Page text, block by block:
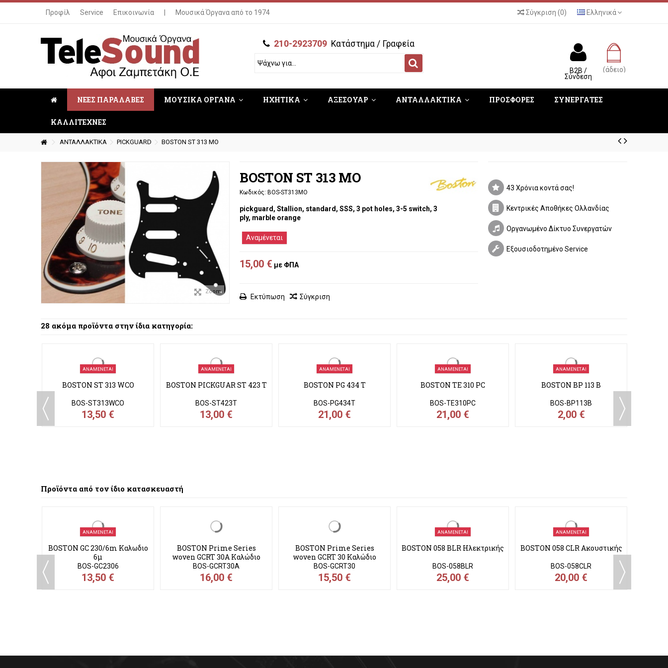
Ελληνικά
Προφίλ Service Επικοινωνία Μουσικά Όργανα από το 1974 Σύγκριση (0)
210-2923709 Κατάστημα / Γραφεία
(άδειο)
B2B /
Σύνδεση
ΝΕΕΣ ΠΑΡΑΛΑΒΕΣ ΜΟΥΣΙΚΑ ΟΡΓΑΝΑ ΗΧΗΤΙΚΑ ΑΞΕΣΟΥΑΡ ΑΝΤΑΛΛΑΚΤΙΚΑ ΠΡΟΣΦΟΡΕΣ ΣΥΝΕΡΓΑΤΕΣ
ΚΑΛΛΙΤΕΧΝΕΣ
ΑΝΤΑΛΛΑΚΤΙΚΑ PICKGUARD BOSTON ST 313 MO
Zoom
BOSTON ST 313 MO
Κωδικός: BOS-ST313MO
pickguard, Stallion, standard, SSS, 3 pot holes, 3-5 switch, 3
ply, marble orange
Αναμένεται
15,00 € με ΦΠΑ
Εκτύπωση Σύγκριση
43 Χρόνια κοντά σας!
Κεντρικές Αποθήκες Ολλανδίας
Οργανωμένο Δίκτυο Συνεργατών
Εξουσιοδοτημένο Service
28 ακόμα προϊόντα στην ίδια κατηγορία:
ΑΝΑΜΈΝΕΤΑΙ ΑΝΑΜΈΝΕΤΑΙ ΑΝΑΜΈΝΕΤΑΙ
ΑΝΑΜΈΝΕΤΑΙ
BOSTON TE 310 PC
BOS-TE310PC
21,00 €
ΑΝΑΜΈΝΕΤΑΙ
BOSTON BP 113 B
BOS-BP113B
2,00 €
Προϊόντα από τον ίδιο κατασκευαστή
ΑΝΑΜΈΝΕΤΑΙ
BOSTON GC 230/6m Καλωδιο
6μ
BOS-GC2306
13,50 €
BOSTON Prime Series
woven GCRT 30A Καλώδιο
3,00μ
BOS-GCRT30A
16,00 €
BOSTON Prime Series
woven GCRT 30 Καλώδιο
3,00μ
BOS-GCRT30
15,50 €
ΑΝΑΜΈΝΕΤΑΙ
BOSTON 058 BLR Ηλεκτρικής
BOS-058BLR
25,00 €
ΑΝΑΜΈΝΕΤΑΙ
BOSTON 058 CLR Ακουστικής
BOS-058CLR
20,00 €